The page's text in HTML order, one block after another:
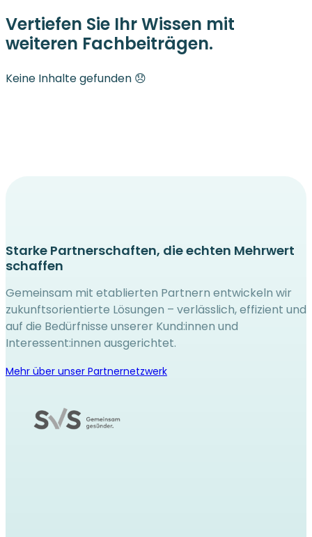
Vertiefen Sie Ihr Wissen mit
weiteren Fachbeiträgen.
Keine Inhalte gefunden 😞
Starke Partnerschaften, die echten Mehrwert
schaffen
Gemeinsam mit etablierten Partnern entwickeln wir
zukunftsorientierte Lösungen – verlässlich, effizient und
auf die Bedürfnisse unserer Kund:innen und
Interessent:innen ausgerichtet.
Mehr über unser Partnernetzwerk